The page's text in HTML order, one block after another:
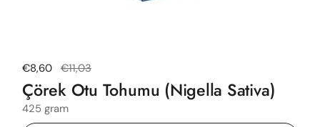
Normal fiyat
€8,60 Satış fiyatı
€11,03
Çörek Otu Tohumu (Nigella Sativa)
425 gram